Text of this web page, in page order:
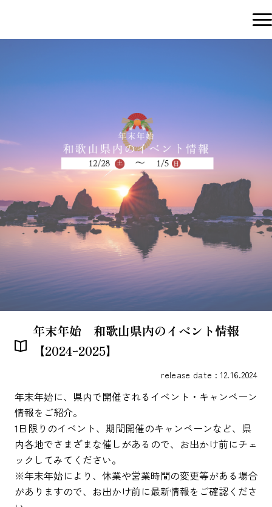
年末年始 和歌山県内のイベント情報
【2024ｰ2025】
release date : 12.16.2024
年末年始に、県内で開催されるイベント・キャンペーン
情報をご紹介。
1日限りのイベント、期間開催のキャンペーンなど、県
内各地でさまざまな催しがあるので、お出かけ前にチェ
ックしてみてください。
※年末年始により、休業や営業時間の変更等がある場合
がありますので、お出かけ前に最新情報をご確認くださ